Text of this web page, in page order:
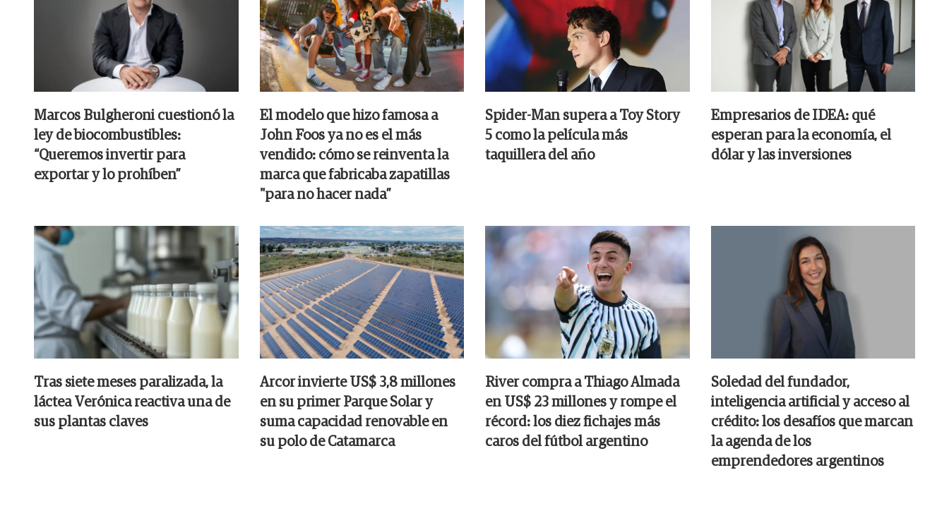
Marcos Bulgheroni cuestionó la
ley de biocombustibles:
“Queremos invertir para
exportar y lo prohíben”
El modelo que hizo famosa a
John Foos ya no es el más
vendido: cómo se reinventa la
marca que fabricaba zapatillas
"para no hacer nada”
Spider-Man supera a Toy Story
5 como la película más
taquillera del año
Empresarios de IDEA: qué
esperan para la economía, el
dólar y las inversiones
Tras siete meses paralizada, la
láctea Verónica reactiva una de
sus plantas claves
Arcor invierte US$ 3,8 millones
en su primer Parque Solar y
suma capacidad renovable en
su polo de Catamarca
River compra a Thiago Almada
en US$ 23 millones y rompe el
récord: los diez fichajes más
caros del fútbol argentino
Soledad del fundador,
inteligencia artificial y acceso al
crédito: los desafíos que marcan
la agenda de los
emprendedores argentinos